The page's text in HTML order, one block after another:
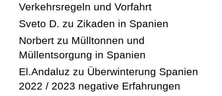
Verkehrsregeln und Vorfahrt
Sveto D. zu Zikaden in Spanien
Norbert zu Mülltonnen und
Müllentsorgung in Spanien
El.Andaluz zu Überwinterung Spanien
2022 / 2023 negative Erfahrungen